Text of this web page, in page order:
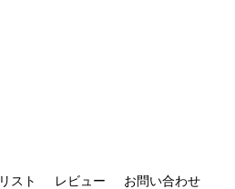
スト レビュー お問い合わせ